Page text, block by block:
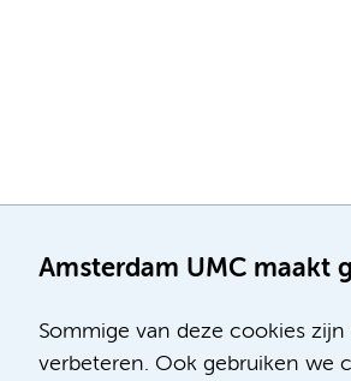
Amsterdam UMC maakt
Sommige van deze cookies
verbeteren. Ook gebruiken we